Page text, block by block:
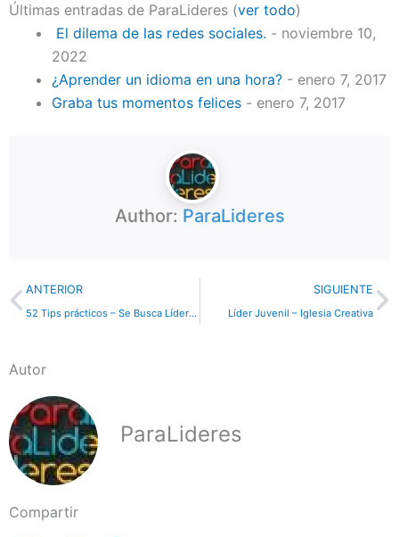
Últimas entradas de ParaLideres (ver todo)
El dilema de las redes sociales. - noviembre 10,
2022
¿Aprender un idioma en una hora? - enero 7, 2017
Graba tus momentos felices - enero 7, 2017
Author: ParaLideres
Previo
ANTERIOR
52 Tips prácticos – Se Busca Líderes
SIGUIENTE
Líder Juvenil – Iglesia Creativa
Autor
ParaLideres
Compartir